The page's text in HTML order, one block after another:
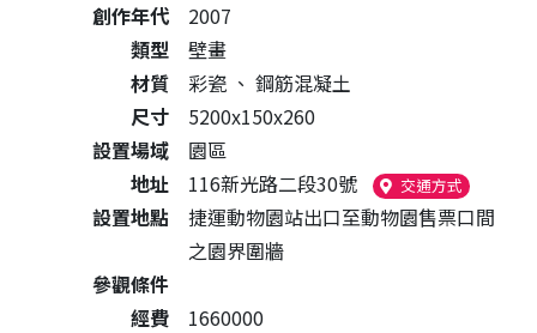
創作年代
2007
類型
壁畫
材質
彩瓷 、 鋼筋混凝土
尺寸
5200x150x260
設置場域
園區
地址
116新光路二段30號 交通方式（另開新
設置地點
捷運動物園站出口至動物園售票口間
之園界圍牆
參觀條件
經費
1660000